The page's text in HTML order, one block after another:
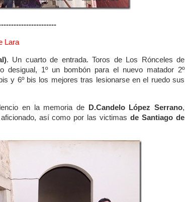
Lara
. Un cuarto de entrada. Toros de Los Rónceles de
desigual, 1º un bombón para el nuevo matador 2º
y 6º bis los mejores tras lesionarse en el ruedo sus
en la memoria de D.Candelo López Serrano,
así como por las victimasde Santiago de